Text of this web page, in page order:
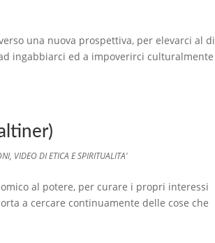
una nuova prospettiva, per elevarci al di
ingabbiarci ed a impoverirci culturalmente
, VIDEO DI ETICA E SPIRITUALITA'
al potere, per curare i propri interessi
a cercare continuamente delle cose che